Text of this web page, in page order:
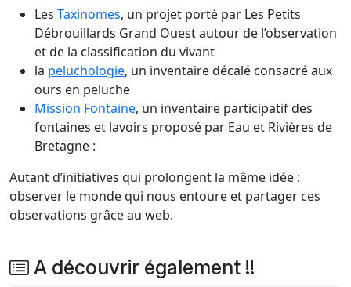
Les Taxinomes, un projet porté par Les Petits
Débrouillards Grand Ouest autour de l’observation
et de la classification du vivant
la peluchologie, un inventaire décalé consacré aux
ours en peluche
Mission Fontaine, un inventaire participatif des
fontaines et lavoirs proposé par Eau et Rivières de
Bretagne :
Autant d’initiatives qui prolongent la même idée :
observer le monde qui nous entoure et partager ces
observations grâce au web.
A découvrir également !!